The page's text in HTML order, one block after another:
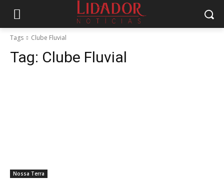
Tags Clube Fluvial
Tag: Clube Fluvial
Nossa Terra